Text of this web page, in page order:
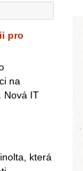
pro
na
Nová IT
která